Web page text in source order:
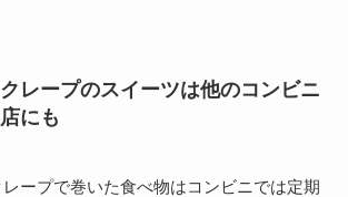
レープのスイーツは他のコンビニ
にも
ープで巻いた食べ物はコンビニでは定期